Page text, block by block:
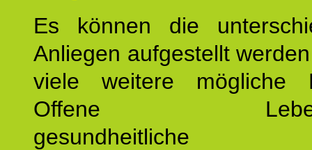
Es können die
Anliegen aufgestellt
viele weitere mögliche
Offene